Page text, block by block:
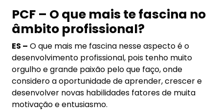
PCF – O que mais te fascina no
âmbito profissional?
ES – O que mais me fascina nesse aspecto é o
desenvolvimento profissional, pois tenho muito
orgulho e grande paixão pelo que faço, onde
considero a oportunidade de aprender, crescer e
desenvolver novas habilidades fatores de muita
motivação e entusiasmo.